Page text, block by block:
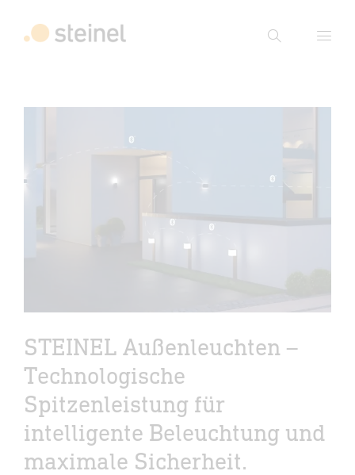
Suche
Suchbegriff eingeben
STEINEL Außenleuchten –
Technologische
Spitzenleistung für
intelligente Beleuchtung und
maximale Sicherheit.